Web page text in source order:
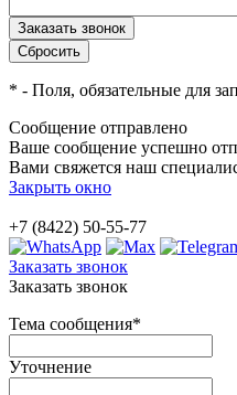
* - Поля, обязательные для
Сообщение отправлено
Ваше сообщение успешно
Вами свяжется наш
Закрыть окно
+7 (8422) 50-55-77
Заказать звонок
Заказать звонок
Тема сообщения*
Уточнение